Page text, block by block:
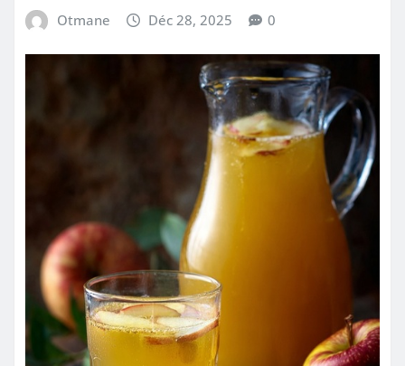
Otmane Déc 28, 2025 0